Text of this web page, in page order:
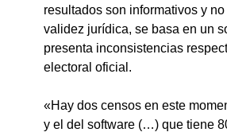
resultados son informativos y
validez jurídica, se basa en un
presenta inconsistencias
electoral oficial.
«Hay dos censos en este
y el del software (…) que tiene